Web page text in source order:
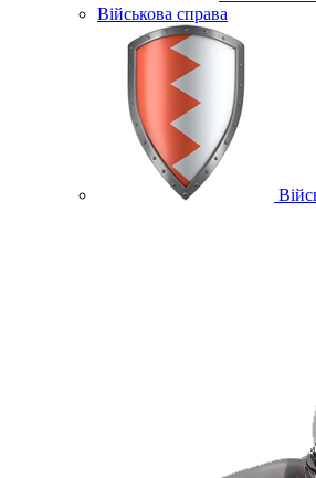
Військова справа